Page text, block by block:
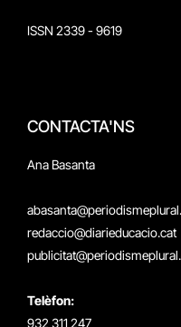
ISSN 2339 - 9619
CONTACTA'NS
Ana Basanta
redaccio@diarieducacio.cat
Telèfon:
932 311 247